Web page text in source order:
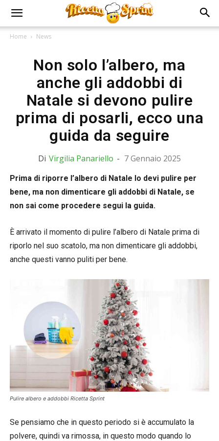
Home News
Non solo l’albero, ma
anche gli addobbi di
Natale si devono pulire
prima di posarli, ecco una
guida da seguire
Di Virgilia Panariello - 7 Gennaio 2025
Prima di riporre l’albero di Natale lo devi pulire per
bene, ma non dimenticare gli addobbi di Natale, se
non sai come procedere segui la guida.
È arrivato il momento di pulire l’albero di Natale prima di
riporlo nel suo scatolo, ma non dimenticare gli addobbi,
anche questi vanno puliti per bene.
Pulire albero e addobbi Ricetta Sprint
Se pensiamo che in questo periodo si è accumulato la
polvere, quindi va rimossa, in questo modo quando lo